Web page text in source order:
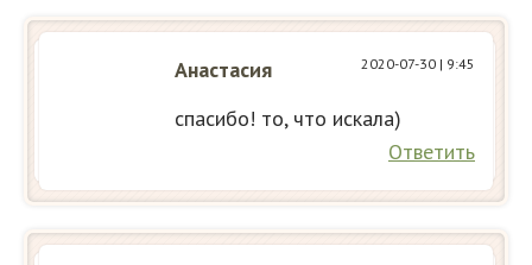
Анастасия 2020-07-30 | 9:45
спасибо! то, что искала)
Ответить